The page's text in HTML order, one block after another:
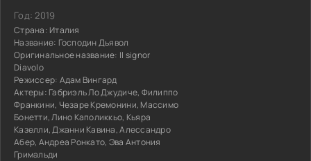
Год:2019
Страна: Италия
Название: Господин Дьявол
Оригинальное название: Il signor
Diavolo
Режиссер: Адам Вингард
Актеры: Габриэль Ло Джудиче, Филиппо
Франкини, Чезаре Кремонини, Массимо
Бонетти, Лино Каполиккьо, Кьяра
Казелли, Джанни Кавина, Алессандро
Абер, Андреа Ронкато, Эва Антония
Гримальди